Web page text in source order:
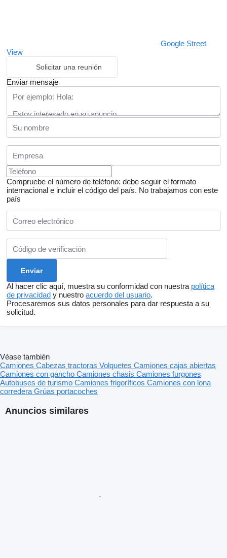
Google Street
View
Solicitar una reunión
Enviar mensaje
Compruebe el número de teléfono: debe seguir el formato
internacional e incluir el código del país. No trabajamos con este
país
Al hacer clic aquí, muestra su conformidad con nuestra política
de privacidad y nuestro acuerdo del usuario.
Procesaremos sus datos personales para dar respuesta a su
solicitud.
Anuncios similares
Véase también
Camiones Cabezas tractoras Volquetes Camiones cajas abiertas
Camiones con gancho Camiones chasis Camiones furgones
Autobuses de turismo Camiones frigoríficos Camiones con lona
corredera Grúas portacoches